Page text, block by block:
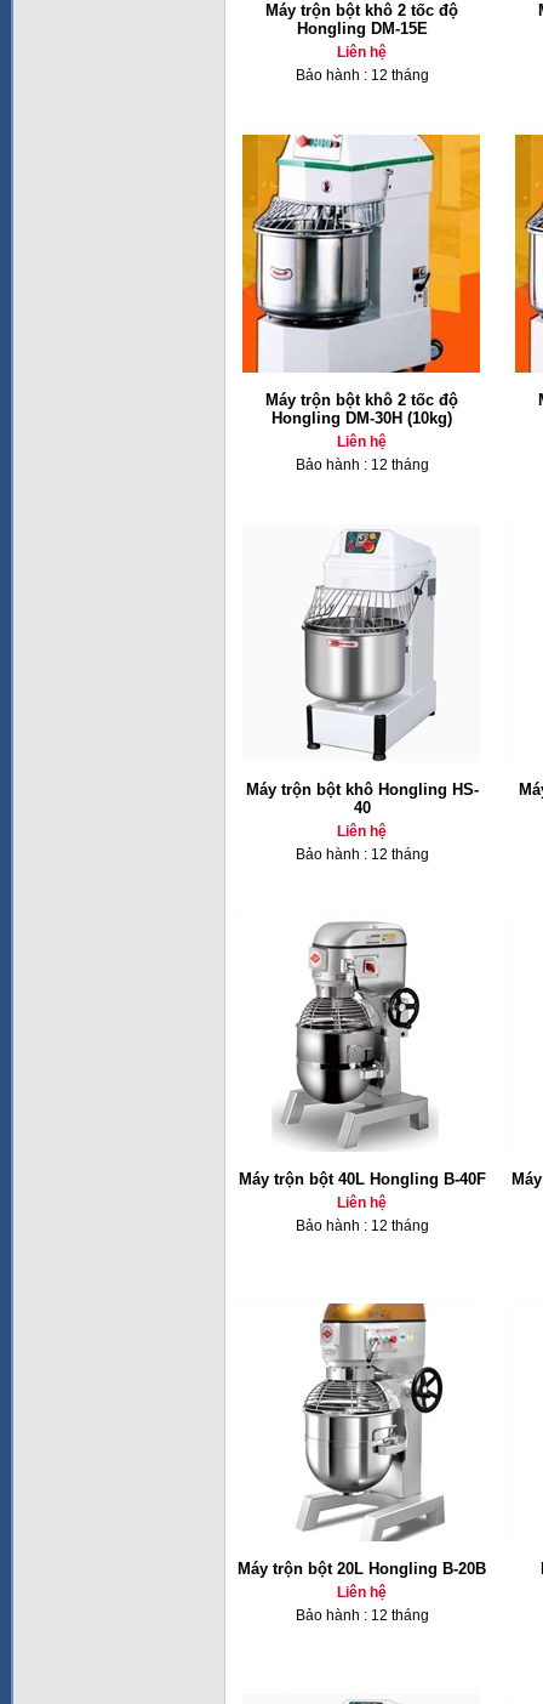
Máy trộn bột khô 2 tốc độ
Hongling DM-15E
Liên hệ
Bảo hành : 12 tháng
Máy trộn bột khô 2 tốc độ
Hongling DM-30H (10kg)
Liên hệ
Bảo hành : 12 tháng
Máy trộn bột khô Hongling HS-
40
Liên hệ
Bảo hành : 12 tháng
Máy trộn bột 40L Hongling B-40F
Liên hệ
Bảo hành : 12 tháng
Máy trộn bột 20L Hongling B-20B
Liên hệ
Bảo hành : 12 tháng